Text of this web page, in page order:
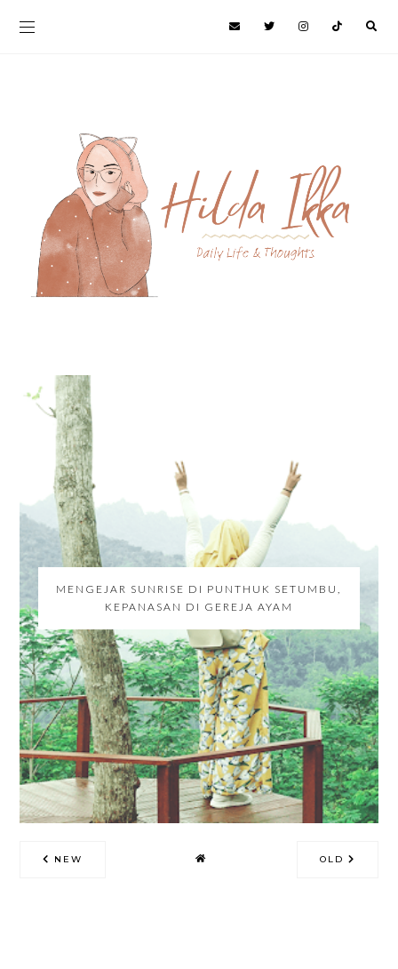
MENGEJAR SUNRISE DI PUNTHUK SETUMBU,
KEPANASAN DI GEREJA AYAM
NEW OLD